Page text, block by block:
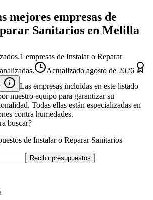
mejores empresas de
Sanitarios en Melilla
1 empresas de Instalar o Reparar
Actualizado agosto de 2026
Las empresas incluidas en este listado
nuestro equipo para garantizar su
Todas ellas están especializadas en
contra humedades.
buscar?
de Instalar o Reparar Sanitarios
Recibir presupuestos